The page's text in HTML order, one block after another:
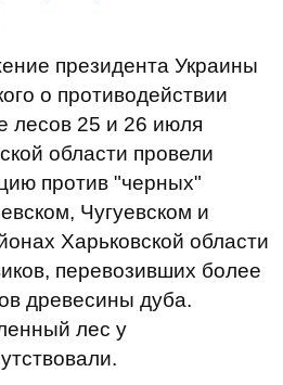
президента Украины
о противодействии
лесов 25 и 26 июля
области провели
против "черных"
Чугуевском и
Харьковской области
перевозивших более
древесины дуба.
лес у